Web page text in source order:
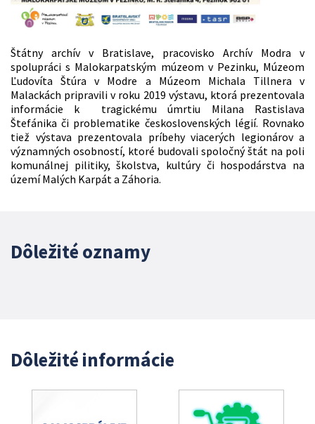
Štátny archív v Bratislave, pracovisko Archív Modra v
spolupráci s Malokarpatským múzeom v Pezinku, Múzeom
Ľudovíta Štúra v Modre a Múzeom Michala Tillnera v
Malackách pripravili v roku 2019 výstavu, ktorá prezentovala
informácie k tragickému úmrtiu Milana Rastislava
Štefánika či problematike československých légií. Rovnako
tiež výstava prezentovala príbehy viacerých legionárov a
významných osobností, ktoré budovali spoločný štát na poli
komunálnej pilitiky, školstva, kultúry či hospodárstva na
území Malých Karpát a Záhoria.
Dôležité oznamy
Dôležité informácie